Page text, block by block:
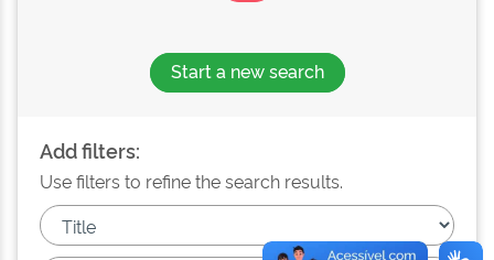
Start a new search
Add filters:
Use filters to refine the search results.